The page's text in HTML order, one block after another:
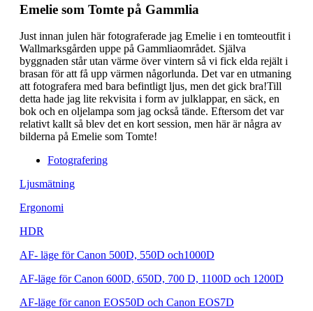
Emelie som Tomte på Gammlia
Just innan julen här fotograferade jag Emelie i en tomteoutfit i
Wallmarksgården uppe på Gammliaområdet. Själva
byggnaden står utan värme över vintern så vi fick elda rejält i
brasan för att få upp värmen någorlunda. Det var en utmaning
att fotografera med bara befintligt ljus, men det gick bra!Till
detta hade jag lite rekvisita i form av julklappar, en säck, en
bok och en oljelampa som jag också tände. Eftersom det var
relativt kallt så blev det en kort session, men här är några av
bilderna på Emelie som Tomte!
Fotografering
Ljusmätning
Ergonomi
HDR
AF- läge för Canon 500D, 550D och1000D
AF-läge för Canon 600D, 650D, 700 D, 1100D och 1200D
AF-läge för canon EOS50D och Canon EOS7D